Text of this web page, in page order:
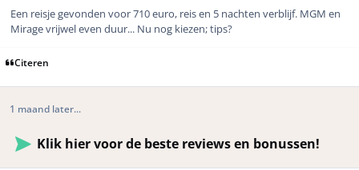
Een reisje gevonden voor 710 euro, reis en 5 nachten verblijf. MGM en
Mirage vrijwel even duur... Nu nog kiezen; tips?
Citeren
1 maand later...
Klik hier voor de beste reviews en bonussen!